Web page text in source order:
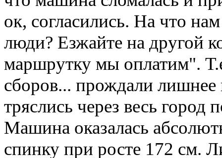
ок, согласились. На что
люди? Езжайте на другой
маршрутку мы оплатим".
сборов... прождали
тряслись через весь
Машина оказалась
спинку при росте 172 см.